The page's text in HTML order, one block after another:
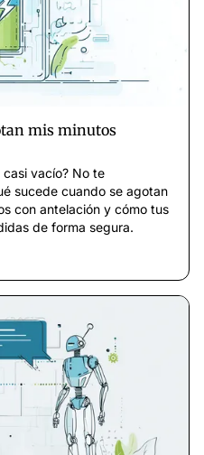
mis minutos
vacío? No te
sucede cuando se agotan
con antelación y cómo tus
de forma segura.